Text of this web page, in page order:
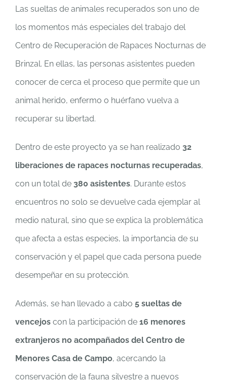
Las sueltas de animales recuperados son uno de
los momentos más especiales del trabajo del
Centro de Recuperación de Rapaces Nocturnas de
Brinzal. En ellas, las personas asistentes pueden
conocer de cerca el proceso que permite que un
animal herido, enfermo o huérfano vuelva a
recuperar su libertad.
Dentro de este proyecto ya se han realizado 32
liberaciones de rapaces nocturnas recuperadas,
con un total de 380 asistentes. Durante estos
encuentros no solo se devuelve cada ejemplar al
medio natural, sino que se explica la problemática
que afecta a estas especies, la importancia de su
conservación y el papel que cada persona puede
desempeñar en su protección.
Además, se han llevado a cabo 5 sueltas de
vencejos con la participación de 16 menores
extranjeros no acompañados del Centro de
Menores Casa de Campo, acercando la
conservación de la fauna silvestre a nuevos